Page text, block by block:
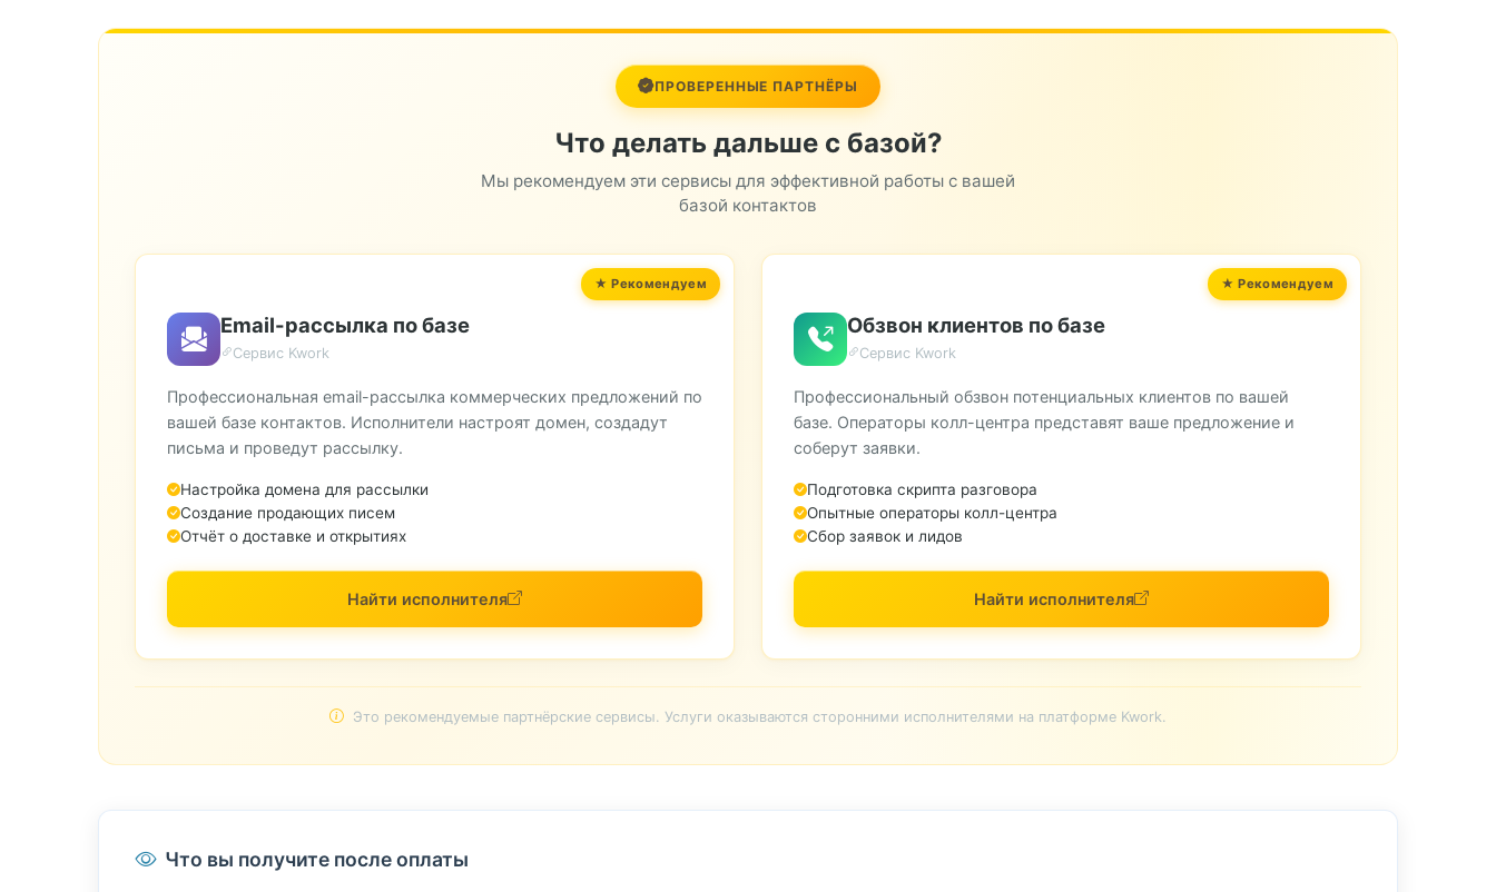
цветной металл
ПРОВЕРЕННЫЕ ПАРТНЁРЫ
Что делать дальше с базой?
Мы рекомендуем эти сервисы для эффективной работы с вашей
базой контактов
Email-рассылка по базе
Сервис Kwork
Профессиональная email-рассылка коммерческих предложений по
вашей базе контактов. Исполнители настроят домен, создадут
письма и проведут рассылку.
Настройка домена для рассылки
Создание продающих писем
Отчёт о доставке и открытиях
Найти исполнителя
Обзвон клиентов по базе
Сервис Kwork
Профессиональный обзвон потенциальных клиентов по вашей
базе. Операторы колл-центра представят ваше предложение и
соберут заявки.
Подготовка скрипта разговора
Опытные операторы колл-центра
Сбор заявок и лидов
Найти исполнителя
Это рекомендуемые партнёрские сервисы. Услуги оказываются сторонними исполнителями на платформе Kwork.
Что вы получите после оплаты